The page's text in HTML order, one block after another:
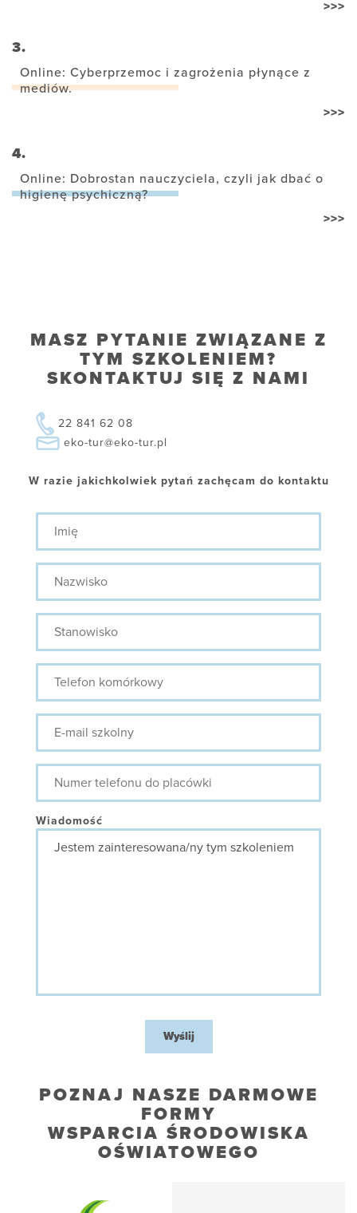
>>>
3.
Online: Cyberprzemoc i zagrożenia płynące z
mediów.
>>>
4.
Online: Dobrostan nauczyciela, czyli jak dbać o
higienę psychiczną?
>>>
MASZ PYTANIE ZWIĄZANE Z
TYM SZKOLENIEM?
SKONTAKTUJ SIĘ Z NAMI
22 841 62 08
eko-tur@eko-tur.pl
W razie jakichkolwiek pytań zachęcam do kontaktu
Imię
Nazwisko
Stanowisko
Telefon
komórkowy
E-
mail
szkolny
Numer
telefonu
do
Wiadomość
Wyślij
POZNAJ NASZE DARMOWE
FORMY
WSPARCIA ŚRODOWISKA
OŚWIATOWEGO